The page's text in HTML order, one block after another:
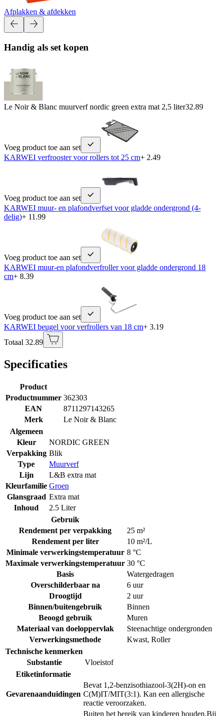
Afplakken & afdekken
Handig als set kopen
Le Noir & Blanc muurverf nordic green extra mat 2,5 liter32.89
Voeg product toe aan set
KARWEI verfrooster voor rollers tot 25 cm+ 2.49
Voeg product toe aan set
KARWEI muur- en plafondverfset voor gladde ondergrond (4-
delig)+ 11.99
Voeg product toe aan set
KARWEI muur-en plafondverfroller voor gladde ondergrond 18
cm+ 8.39
Voeg product toe aan set
KARWEI beugel voor verfrollers van 18 cm+ 3.19
Totaal 32.89
Specificaties
Product
Productnummer 362303
EAN
8711297143265
Merk
Le Noir & Blanc
Algemeen
Kleur
NORDIC GREEN
Verpakking Blik
Type
Muurverf
Lijn
L&B extra mat
Kleurfamilie Groen
Glansgraad Extra mat
Inhoud
2.5 Liter
Gebruik
Rendement per verpakking
25 m²
Rendement per liter
10 m²/L
Minimale verwerkingstemperatuur 8 °C
Maximale verwerkingstemperatuur 30 °C
Basis
Watergedragen
Overschilderbaar na
6 uur
Droogtijd
2 uur
Binnen/buitengebruik
Binnen
Beoogd gebruik
Muren
Materiaal van doeloppervlak
Steenachtige ondergronden
Verwerkingsmethode
Kwast, Roller
Technische kenmerken
Substantie
Vloeistof
Etiketinformatie
Gevarenaanduidingen
Bevat 1,2-benzisothiazool-3(2H)-on en
C(M)IT/MIT(3:1). Kan een allergische
reactie veroorzaken.
Buiten het bereik van kinderen houden.Bij